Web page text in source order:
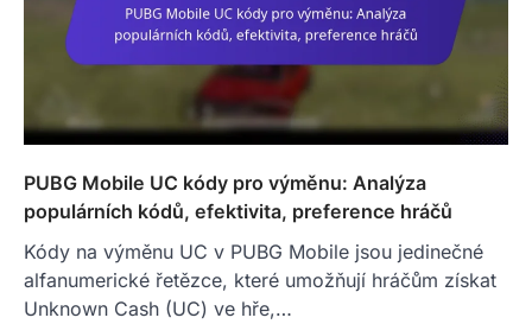
PUBG Mobile UC kódy pro výměnu: Analýza
populárních kódů, efektivita, preference hráčů
Kódy na výměnu UC v PUBG Mobile jsou jedinečné
alfanumerické řetězce, které umožňují hráčům získat
Unknown Cash (UC) ve hře,…